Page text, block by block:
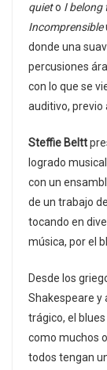
quieto I belong
Incomprensible
donde una
percusiones
con lo que se
auditivo, previo
Steffie Beltt
logrado
con un
de un trabajo
tocando en
música, por el
Desde los
Shakespeare y
trágico, el
como muchos
todos tengan